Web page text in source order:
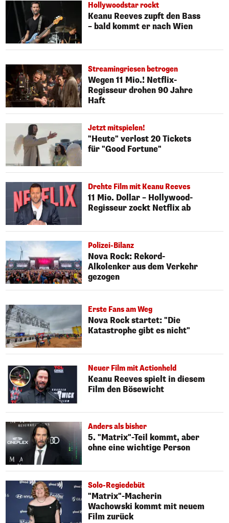
Hollywoodstar rockt
Keanu Reeves zupft den Bass
– bald kommt er nach Wien
Streamingriesen betrogen
Wegen 11 Mio.! Netflix-
Regisseur drohen 90 Jahre
Haft
Jetzt mitspielen!
"Heute" verlost 20 Tickets
für "Good Fortune"
Drehte Film mit Keanu Reeves
11 Mio. Dollar – Hollywood-
Regisseur zockt Netflix ab
Polizei-Bilanz
Nova Rock: Rekord-
Alkolenker aus dem Verkehr
gezogen
Erste Fans am Weg
Nova Rock startet: "Die
Katastrophe gibt es nicht"
Neuer Film mit Actionheld
Keanu Reeves spielt in diesem
Film den Bösewicht
Anders als bisher
5. "Matrix"-Teil kommt, aber
ohne eine wichtige Person
Solo-Regiedebüt
"Matrix"-Macherin
Wachowski kommt mit neuem
Film zurück